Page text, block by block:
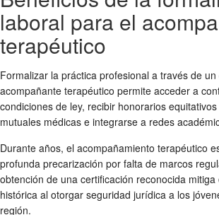
laboral para el
terapéutico
Formalizar la práctica profesional a través de
acompañante terapéutico permite acceder a
condiciones de ley, recibir honorarios
mutuales médicas e integrarse a redes
Durante años, el acompañamiento terapéutico
profunda precarización por falta de marcos
obtención de una certificación reconocida mitiga
histórica al otorgar seguridad jurídica a los
región.